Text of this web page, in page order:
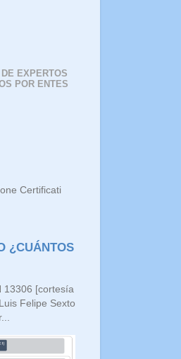
EXPERTOS
POR ENTES
Certificati
¿CUÁNTOS
13306 [cortesía
Felipe Sexto